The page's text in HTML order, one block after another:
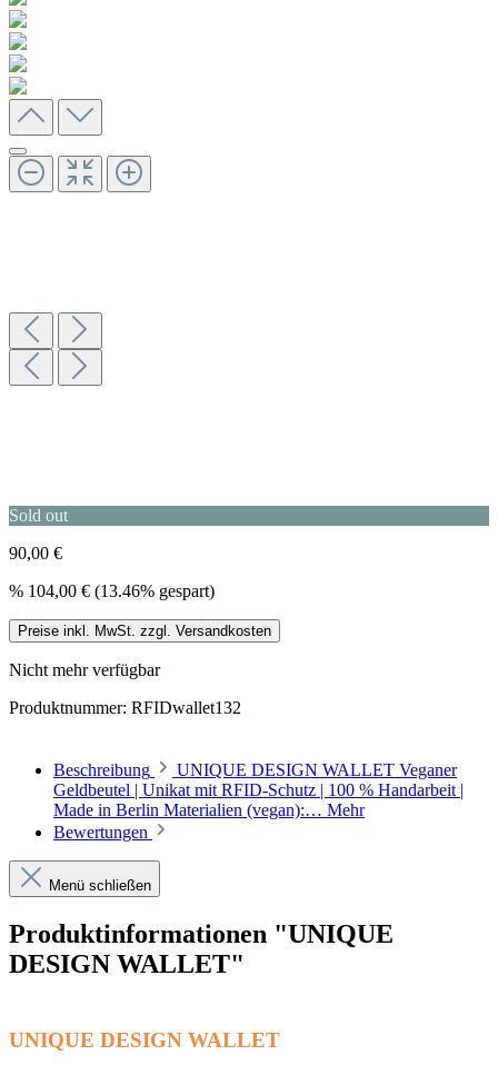
Sold out
90,00 €
% 104,00 € (13.46% gespart)
Preise inkl. MwSt. zzgl. Versandkosten
Nicht mehr verfügbar
Produktnummer: RFIDwallet132
Beschreibung
UNIQUE DESIGN WALLET Veganer
Geldbeutel | Unikat mit RFID-Schutz | 100 % Handarbeit |
Made in Berlin Materialien (vegan):… Mehr
Bewertungen
Menü schließen
Produktinformationen "UNIQUE
DESIGN WALLET"
UNIQUE DESIGN WALLET